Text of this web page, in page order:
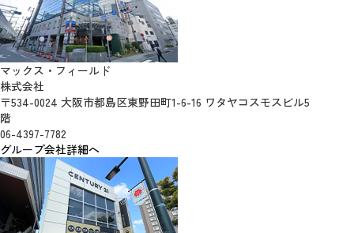
マックス・フィールド
株式会社
〒534-0024 大阪市都島区東野田町1-6-16 ワタヤコスモスビル5
階
06-4397-7782
グループ会社詳細へ